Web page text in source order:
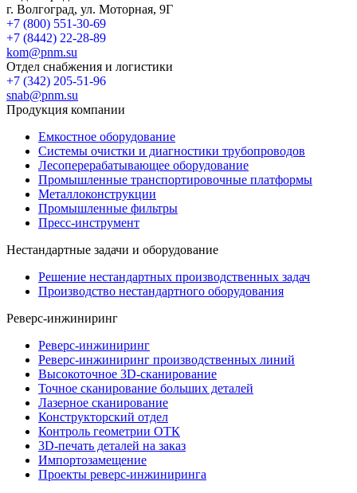
г. Волгоград, ул. Моторная, 9Г
+7 (800) 551-30-69
+7 (8442) 22-28-89
kom@pnm.su
Отдел снабжения и логистики
+7 (342) 205-51-96
snab@pnm.su
Продукция компании
Емкостное оборудование
Системы очистки и диагностики трубопроводов
Лесоперерабатывающее оборудование
Промышленные транспортировочные платформы
Металлоконструкции
Промышленные фильтры
Пресс-инструмент
Нестандартные задачи и оборудование
Решение нестандартных производственных задач
Производство нестандартного оборудования
Реверс-инжиниринг
Реверс-инжиниринг
Реверс-инжиниринг производственных линий
Высокоточное 3D-сканирование
Точное сканирование больших деталей
Лазерное сканирование
Конструкторский отдел
Контроль геометрии ОТК
3D-печать деталей на заказ
Импортозамещение
Проекты реверс-инжиниринга